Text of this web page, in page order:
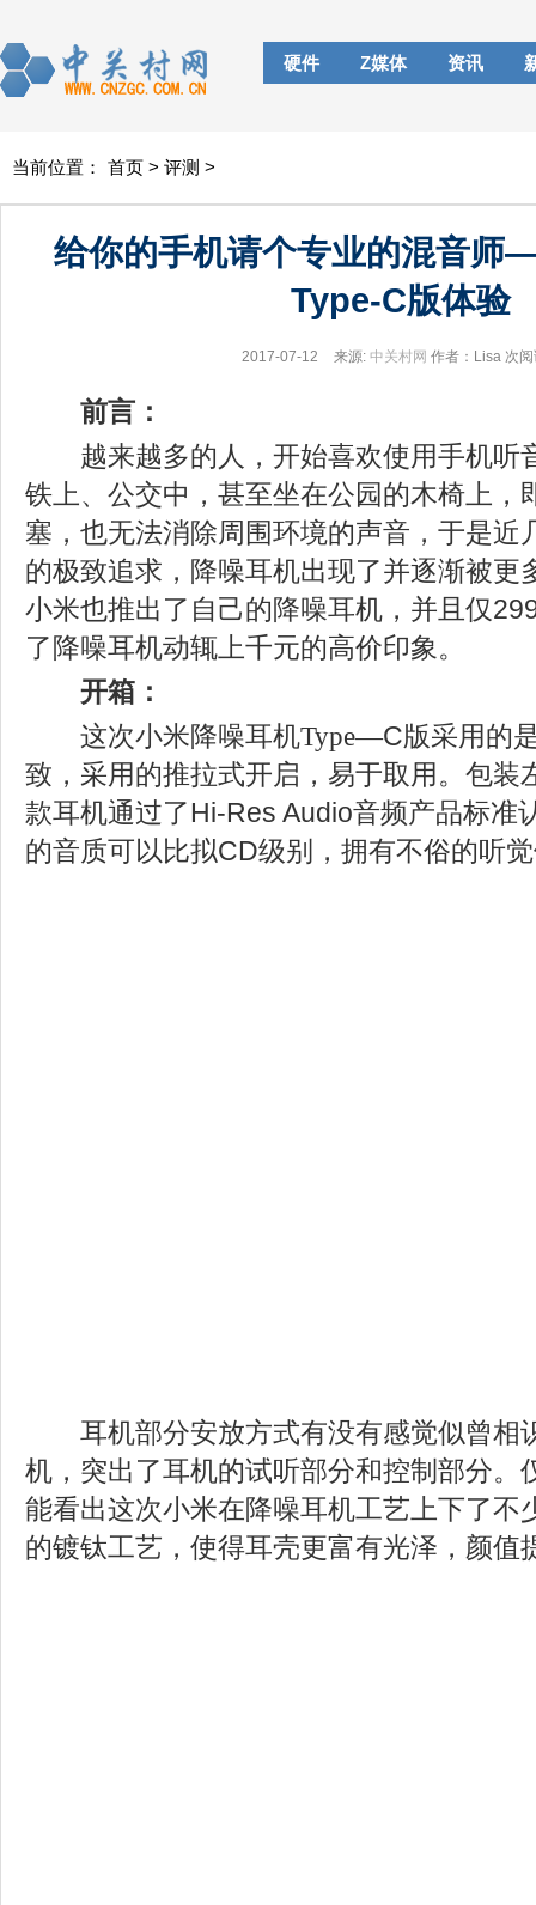
硬件 Z媒体 资讯
当前位置： 首页 > 评测 >
给你的手机请个专业的混音师
Type-C版体验
2017-07-12 来源: 中关村网 作者：Lisa 次
前言：
越来越多的人，开始喜欢使用手机听
铁上、公交中，甚至坐在公园的木椅上，
塞，也无法消除周围环境的声音，于是近
的极致追求，降噪耳机出现了并逐渐被更
小米也推出了自己的降噪耳机，并且仅
了降噪耳机动辄上千元的高价印象。
开箱：
这次小米降噪耳机Type—C版采用的
致，采用的推拉式开启，易于取用。包装
款耳机通过了Hi-Res Audio音频产品标准
的音质可以比拟CD级别，拥有不俗的听
耳机部分安放方式有没有感觉似曾相
机，突出了耳机的试听部分和控制部分。
能看出这次小米在降噪耳机工艺上下了不
的镀钛工艺，使得耳壳更富有光泽，颜值